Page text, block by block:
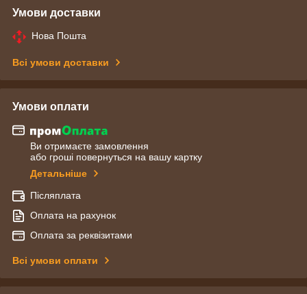
Умови доставки
Нова Пошта
Всі умови доставки
Умови оплати
Ви отримаєте замовлення
або гроші повернуться на вашу картку
Детальніше
Післяплата
Оплата на рахунок
Оплата за реквізитами
Всі умови оплати